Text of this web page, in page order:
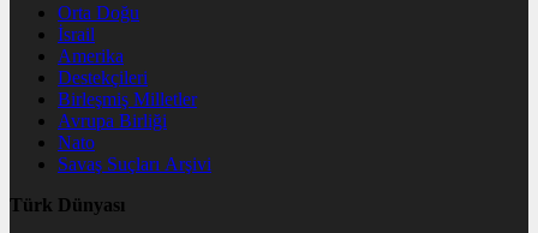
Orta Doğu
İsrail
Amerika
Destekçileri
Birleşmiş Milletler
Avrupa Birliği
Nato
Savaş Suçları Arşivi
Türk Dünyası